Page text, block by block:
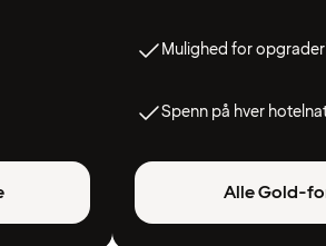
Mulighed for
Spenn på hver
Alle Gold-